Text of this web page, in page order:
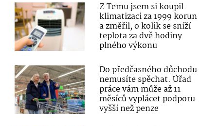
Z Temu jsem si koupil
klimatizaci za 1999 korun
a změřil, o kolik se sníží
teplota za dvě hodiny
plného výkonu
Do předčasného důchodu
nemusíte spěchat. Úřad
práce vám může až 11
měsíců vyplácet podporu
vyšší než penze